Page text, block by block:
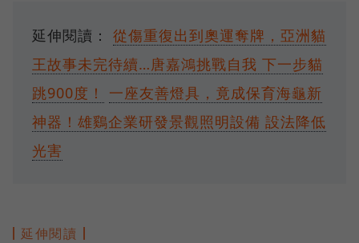
延伸閱讀： 從傷重復出到奧運奪牌，亞洲貓
王故事未完待續…唐嘉鴻挑戰自我 下一步貓
跳900度！
一座友善燈具，竟成保育海龜新
神器！雄鷄企業研發景觀照明設備 設法降低
光害
延伸閱讀